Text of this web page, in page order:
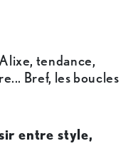
tendance,
Bref, les boucles
entre style,